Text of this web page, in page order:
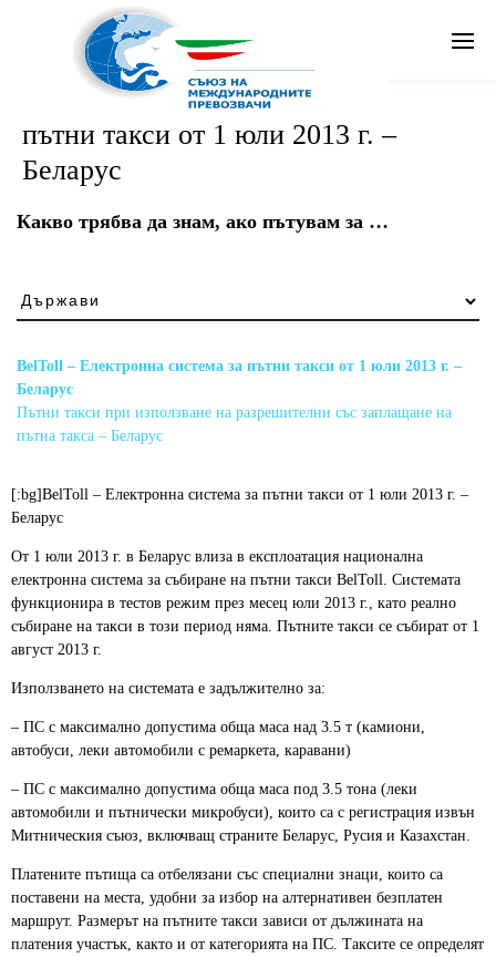
BelToll – Електронна система за
пътни такси от 1 юли 2013 г. –
Беларус
Какво трябва да знам, ако пътувам за …
Какво
трябва
знам,
ако
пътувам
за
BelToll – Електронна система за пътни такси от 1 юли 2013 г. –
Беларус
Пътни такси при използване на разрешителни със заплащане на
пътна такса – Беларус
[:bg]BelToll – Електронна система за пътни такси от 1 юли 2013 г. –
Беларус
От 1 юли 2013 г. в Беларус влиза в експлоатация национална
електронна система за събиране на пътни такси BelToll. Системата
функционира в тестов режим през месец юли 2013 г., като реално
събиране на такси в този период няма. Пътните такси се събират от 1
август 2013 г.
Използването на системата е задължително за:
– ПС с максимално допустима обща маса над 3.5 т (камиони,
автобуси, леки автомобили с ремаркета, каравани)
– ПС с максимално допустима обща маса под 3.5 тона (леки
автомобили и пътнически микробуси), които са с регистрация извън
Митническия съюз, включващ страните Беларус, Русия и Казахстан.
Платените пътища са отбелязани със специални знаци, които са
поставени на места, удобни за избор на алтернативен безплатен
маршрут. Размерът на пътните такси зависи от дължината на
платения участък, както и от категорията на ПС. Таксите се определят